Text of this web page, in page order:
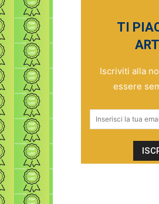
TI
Iscriviti alla
essere